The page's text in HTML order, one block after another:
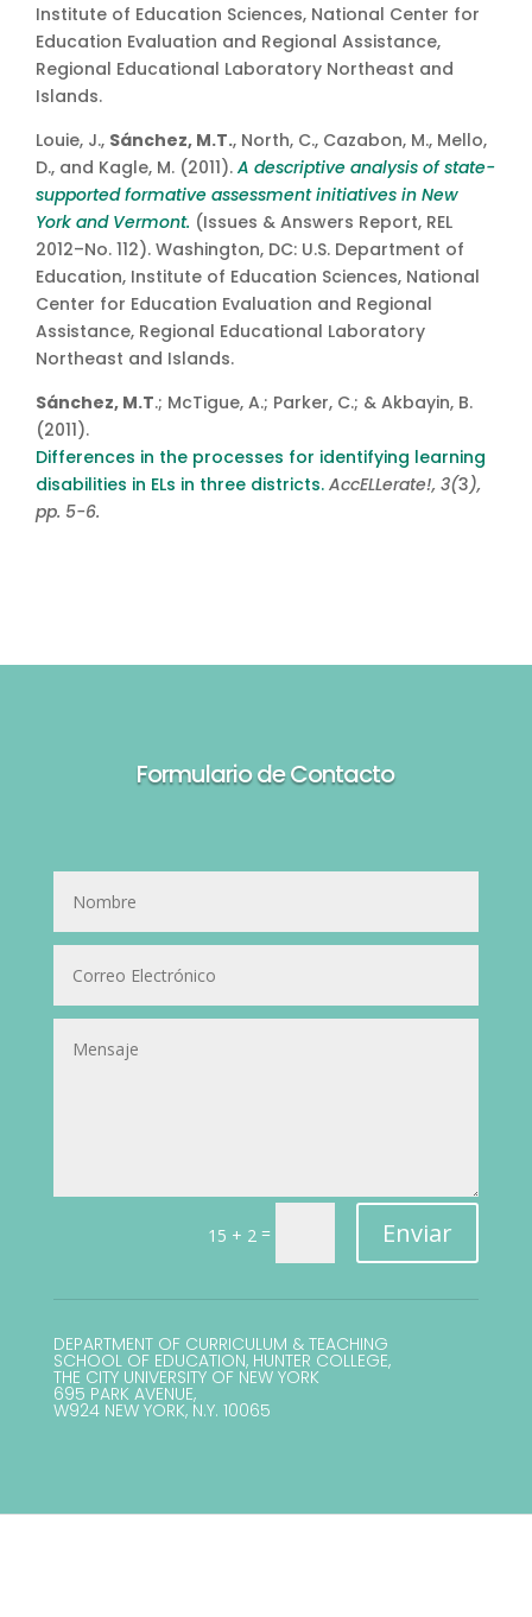
Institute of Education Sciences, National Center for
Education Evaluation and Regional Assistance,
Regional Educational Laboratory Northeast and
Islands.
Louie, J., Sánchez, M.T., North, C., Cazabon, M., Mello,
D., and Kagle, M. (2011). A descriptive analysis of state-
supported formative assessment initiatives in New
York and Vermont. (Issues & Answers Report, REL
2012–No. 112). Washington, DC: U.S. Department of
Education, Institute of Education Sciences, National
Center for Education Evaluation and Regional
Assistance, Regional Educational Laboratory
Northeast and Islands.
Sánchez, M.T.; McTigue, A.; Parker, C.; & Akbayin, B.
(2011).
Differences in the processes for identifying learning
disabilities in ELs in three districts. AccELLerate!, 3(3),
pp. 5-6.
Formulario de Contacto
15 + 2 = Enviar
DEPARTMENT OF CURRICULUM & TEACHING
SCHOOL OF EDUCATION, HUNTER COLLEGE,
THE CITY UNIVERSITY OF NEW YORK
695 PARK AVENUE,
W924 NEW YORK, N.Y. 10065